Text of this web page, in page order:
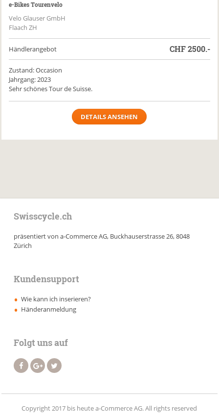
e-Bikes Tourenvelo
Velo Glauser GmbH
Flaach ZH
Händlerangebot CHF2500.-
Zustand: Occasion
Jahrgang: 2023
Sehr schönes Tour de Suisse.
DETAILS ANSEHEN
Swisscycle.ch
präsentiert von a-Commerce AG, Buckhauserstrasse 26, 8048
Zürich
Kundensupport
Wie kann ich inserieren?
Händeranmeldung
Folgt uns auf
Copyright 2017 bis heute a-Commerce AG. All rights reserved